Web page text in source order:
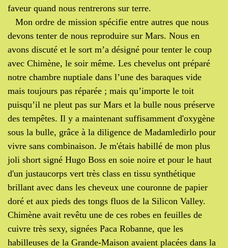
faveur quand nous rentrerons sur terre.
Mon ordre de mission spécifie entre autres que nous
devons tenter de nous reproduire sur Mars. Nous en
avons discuté et le sort m’a désigné pour tenter le coup
avec Chimène, le soir même. Les chevelus ont préparé
notre chambre nuptiale dans l’une des baraques vide
mais toujours pas réparée ; mais qu’importe le toit
puisqu’il ne pleut pas sur Mars et la bulle nous préserve
des tempêtes. Il y a maintenant suffisamment d'oxygène
sous la bulle, grâce à la diligence de Madamledirlo pour
vivre sans combinaison. Je m'étais habillé de mon plus
joli short signé Hugo Boss en soie noire et pour le haut
d'un justaucorps vert très class en tissu synthétique
brillant avec dans les cheveux une couronne de papier
doré et aux pieds des tongs fluos de la Silicon Valley.
Chimène avait revêtu une de ces robes en feuilles de
cuivre très sexy, signées Paca Robanne, que les
habilleuses de la Grande-Maison avaient placées dans la